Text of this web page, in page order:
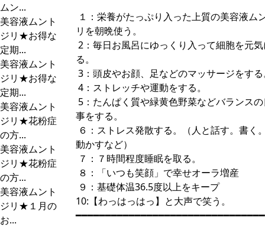
ムン...
美容液ムント
ジリ★お得な
定期...
美容液ムント
ジリ★お得な
定期...
美容液ムント
ジリ★花粉症
の方...
美容液ムント
ジリ★花粉症
の方...
美容液ムント
ジリ★１月の
お...
１：栄養がたっぷり入った上質の美容液ム
リを朝晩使う。
2：毎日お風呂にゆっくり入って細胞を元
る。
3：頭皮やお顔、足などのマッサージをす
4：ストレッチや運動をする。
5：たんぱく質や緑黄色野菜などバランス
事をする。
６：ストレス発散する。（人と話す。書く
動かすなど）
７：７時間程度睡眠を取る。
８：「いつも笑顔」で幸せオーラ増産
９：基礎体温36.5度以上をキープ
10:【わっはっはっ】と大声で笑う。